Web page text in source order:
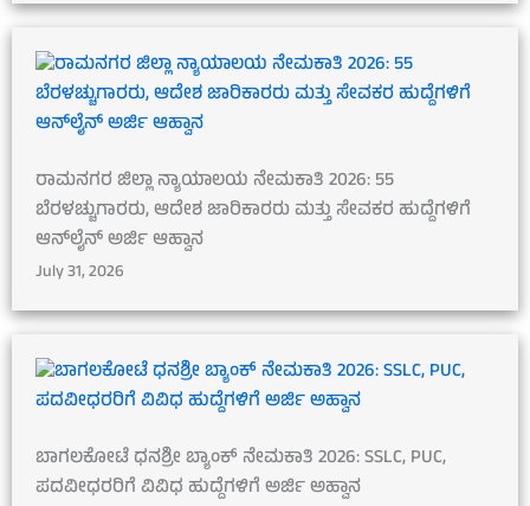
ರಾಮನಗರ ಜಿಲ್ಲಾ ನ್ಯಾಯಾಲಯ ನೇಮಕಾತಿ 2026: 55
ಬೆರಳಚ್ಚುಗಾರರು, ಆದೇಶ ಜಾರಿಕಾರರು ಮತ್ತು ಸೇವಕರ ಹುದ್ದೆಗಳಿಗೆ
ಆನ್‌ಲೈನ್ ಅರ್ಜಿ ಆಹ್ವಾನ
July 31, 2026
ಬಾಗಲಕೋಟೆ ಧನಶ್ರೀ ಬ್ಯಾಂಕ್ ನೇಮಕಾತಿ 2026: SSLC, PUC,
ಪದವೀಧರರಿಗೆ ವಿವಿಧ ಹುದ್ದೆಗಳಿಗೆ ಅರ್ಜಿ ಅಹ್ವಾನ